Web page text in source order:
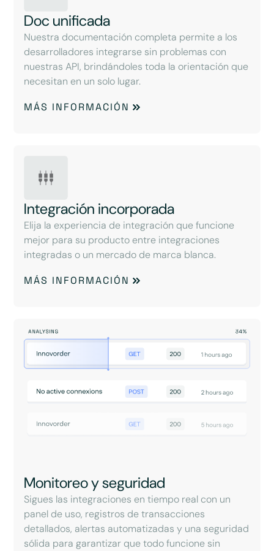
Doc unificada
Nuestra documentación completa permite a los
desarrolladores integrarse sin problemas con
nuestras API, brindándoles toda la orientación que
necesitan en un solo lugar.
MÁS INFORMACIÓN
Integración incorporada
Elija la experiencia de integración que funcione
mejor para su producto entre integraciones
integradas o un mercado de marca blanca.
MÁS INFORMACIÓN
Monitoreo y seguridad
Sigues las integraciones en tiempo real con un
panel de uso, registros de transacciones
detallados, alertas automatizadas y una seguridad
sólida para garantizar que todo funcione sin